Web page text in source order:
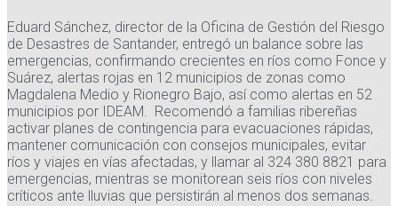
Eduard Sánchez, director de la Oficina de Gestión del Riesgo
de Desastres de Santander, entregó un balance sobre las
emergencias, confirmando crecientes en ríos como Fonce y
Suárez, alertas rojas en 12 municipios de zonas como
Magdalena Medio y Rionegro Bajo, así como alertas en 52
municipios por IDEAM. Recomendó a familias ribereñas
activar planes de contingencia para evacuaciones rápidas,
mantener comunicación con consejos municipales, evitar
ríos y viajes en vías afectadas, y llamar al 324 380 8821 para
emergencias, mientras se monitorean seis ríos con niveles
críticos ante lluvias que persistirán al menos dos semanas.